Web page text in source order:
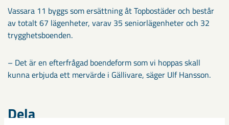
Vassara 11 byggs som ersättning åt Topbostäder och består
av totalt 67 lägenheter, varav 35 seniorlägenheter och 32
trygghetsboenden.
– Det är en efterfrågad boendeform som vi hoppas skall
kunna erbjuda ett mervärde i Gällivare, säger Ulf Hansson.
Dela